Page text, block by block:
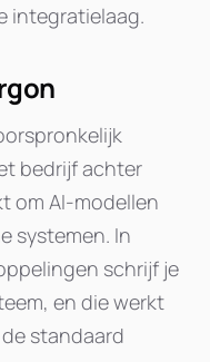
integratielaag.
bedrijf achter
om AI-modellen
systemen. In
schrijf je
en die werkt
standaard